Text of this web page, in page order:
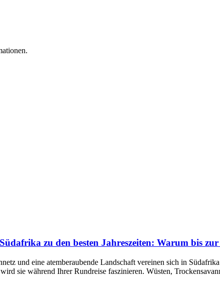
zu den besten Jahreszeiten: Warum bis
und eine atemberaubende Landschaft vereinen sich in
sie während Ihrer Rundreise faszinieren. Wüsten,